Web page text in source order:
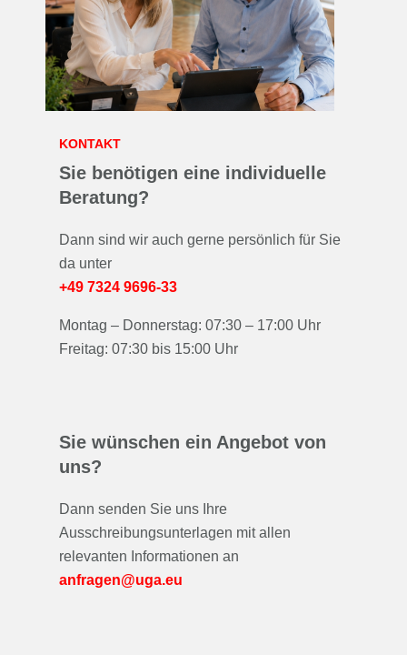
KONTAKT
Sie benötigen eine individuelle
Beratung?
Dann sind wir auch gerne persönlich für Sie
da unter
+49 7324 9696-33
Montag – Donnerstag: 07:30 – 17:00 Uhr
Freitag: 07:30 bis 15:00 Uhr
Sie wünschen ein Angebot von
uns?
Dann senden Sie uns Ihre
Ausschreibungsunterlagen mit allen
relevanten Informationen an
anfragen@uga.eu